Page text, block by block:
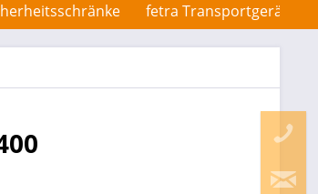
fetra Transportgeräte